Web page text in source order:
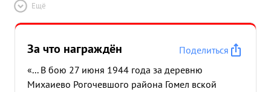
Ещё
За что награждён
Поделиться
«... В бою 27 июня 1944 года за деревню
Михаиево Рогочевшого района Гомел вской